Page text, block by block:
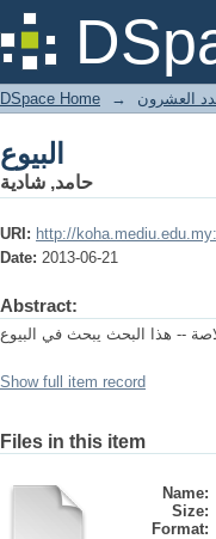
البيوع
DSpace Home → العشرون
البيوع
حامد, شادية
URI: http://
Date: 2013-06-21
Abstract:
-- هذا البحث يبحث في البيوع
Show full item record
Files in this item
Name:
Size:
Format: